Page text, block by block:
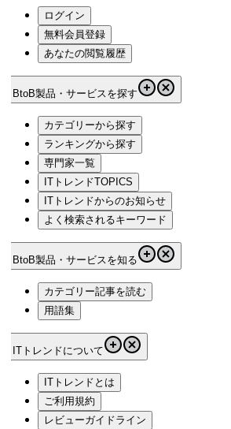
ログイン
無料会員登録
あなたの閲覧履歴
BtoB製品・サービスを探す
カテゴリーから探す
ランキングから探す
専門家一覧
ITトレンドTOPICS
ITトレンドからのお知らせ
よく検索されるキーワード
BtoB製品・サービスを知る
カテゴリー記事を読む
用語集
ITトレンドについて
ITトレンドとは
ご利用規約
レビューガイドライン